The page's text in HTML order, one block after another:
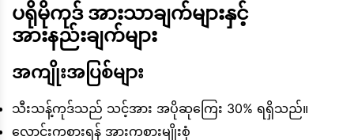
ပရိုမိုကုဒ် အားသာချက်များနှင့်
အားနည်းချက်များ
အကျိုးအပြစ်များ
သီးသန့်ကုဒ်သည် သင့်အား အပိုဆုကြေး 30% ရရှိသည်။
လောင်းကစားရန် အားကစားမျိုးစုံ